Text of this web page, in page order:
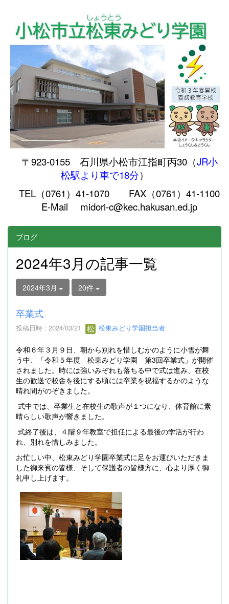
〒923-0155 石川県小松市江指町丙30（JR小
松駅より車で18分）
TEL（0761）41-1070 FAX（0761）41-1100
E-Mail midori-c@kec.hakusan.ed.jp
ブログ
2024年3月の記事一覧
2024年3月 20件
卒業式
投稿日時 : 2024/03/21 松東みどり学園担当者
令和６年３月９日、朝から別れを惜しむかのように小雪が舞
う中、「令和５年度 松東みどり学園 第3回卒業式」が開催
されました。時には強いみぞれも落ちる中で式は進み、在校
生の歓送で校舎を後にする頃には卒業を祝福するかのような
晴れ間がのぞきました。
式中では、卒業生と在校生の歌声が１つになり、体育館に素
晴らしい歌声が響きました。
式終了後は、４階９年教室で担任による最後の学活が行わ
れ、別れを惜しみました。
お忙しい中、松東みどり学園卒業式に足をお運びいただきま
した御来賓の皆様、そして保護者の皆様方に、心より厚く御
礼申し上げます。